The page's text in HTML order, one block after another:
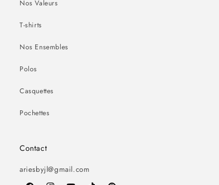
Nos Valeurs
T-shirts
Nos Ensembles
Polos
Casquettes
Pochettes
Contact
ariesbyjl@gmail.com